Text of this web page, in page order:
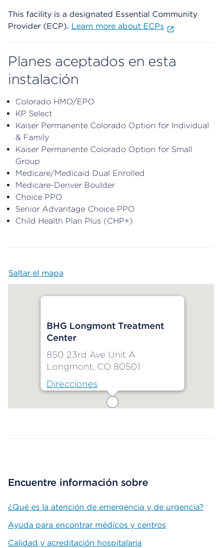
This facility is a designated Essential Community
Provider (ECP). Learn more about ECPs
Planes aceptados en esta
instalación
Colorado HMO/EPO
KP Select
Kaiser Permanente Colorado Option for Individual
& Family
Kaiser Permanente Colorado Option for Small
Group
Medicare/Medicaid Dual Enrolled
Medicare-Denver Boulder
Choice PPO
Senior Advantage Choice PPO
Child Health Plan Plus (CHP+)
Saltar el mapa
BHG Longmont Treatment
Center
850 23rd Ave Unit A
Longmont, CO 80501
Direcciones
Encuentre información sobre
¿Qué es la atención de emergencia y de urgencia?
Ayuda para encontrar médicos y centros
Calidad y acreditación hospitalaria